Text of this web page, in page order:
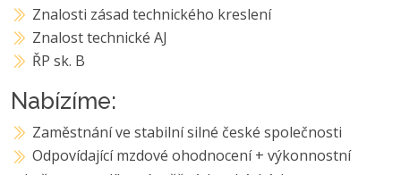
Znalosti zásad technického kreslení
Znalost technické AJ
ŘP sk. B
Nabízíme:
Zaměstnání ve stabilní silné české společnosti
Odpovídající mzdové ohodnocení + výkonnostní